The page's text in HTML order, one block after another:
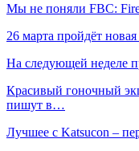
Мы не поняли FBC:
26 марта пройдёт
На следующей неделе
Красивый гоночный
пишут в…
Лучшее с Katsucon –